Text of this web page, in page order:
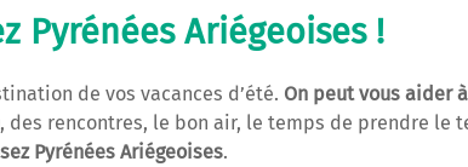
Pyrénées Ariégeoises !
de vos vacances d’été. On peut vous aider
des rencontres, le bon air, le temps de prendre le
Pyrénées Ariégeoises.